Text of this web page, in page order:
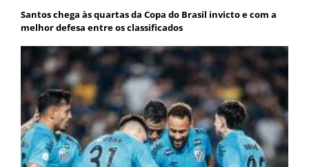
Santos chega às quartas da Copa do Brasil invicto e com a
melhor defesa entre os classificados